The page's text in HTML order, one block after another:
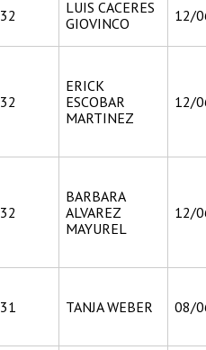
32
LUIS CACERES
GIOVINCO
12/
32
ERICK
ESCOBAR
MARTINEZ
12/
32
BARBARA
ALVAREZ
MAYUREL
12/
31 TANJA WEBER 08/